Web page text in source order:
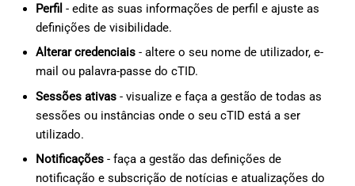
Perfil - edite as suas informações de perfil e ajuste as
definições de visibilidade.
Alterar credenciais- altere o seu nome de utilizador, e-
mail ou palavra-passe do cTID.
Sessões ativas- visualize e faça a gestão de todas as
sessões ou instâncias onde o seu cTID está a ser
utilizado.
Notificações- faça a gestão das definições de
notificação e subscrição de notícias e atualizações do